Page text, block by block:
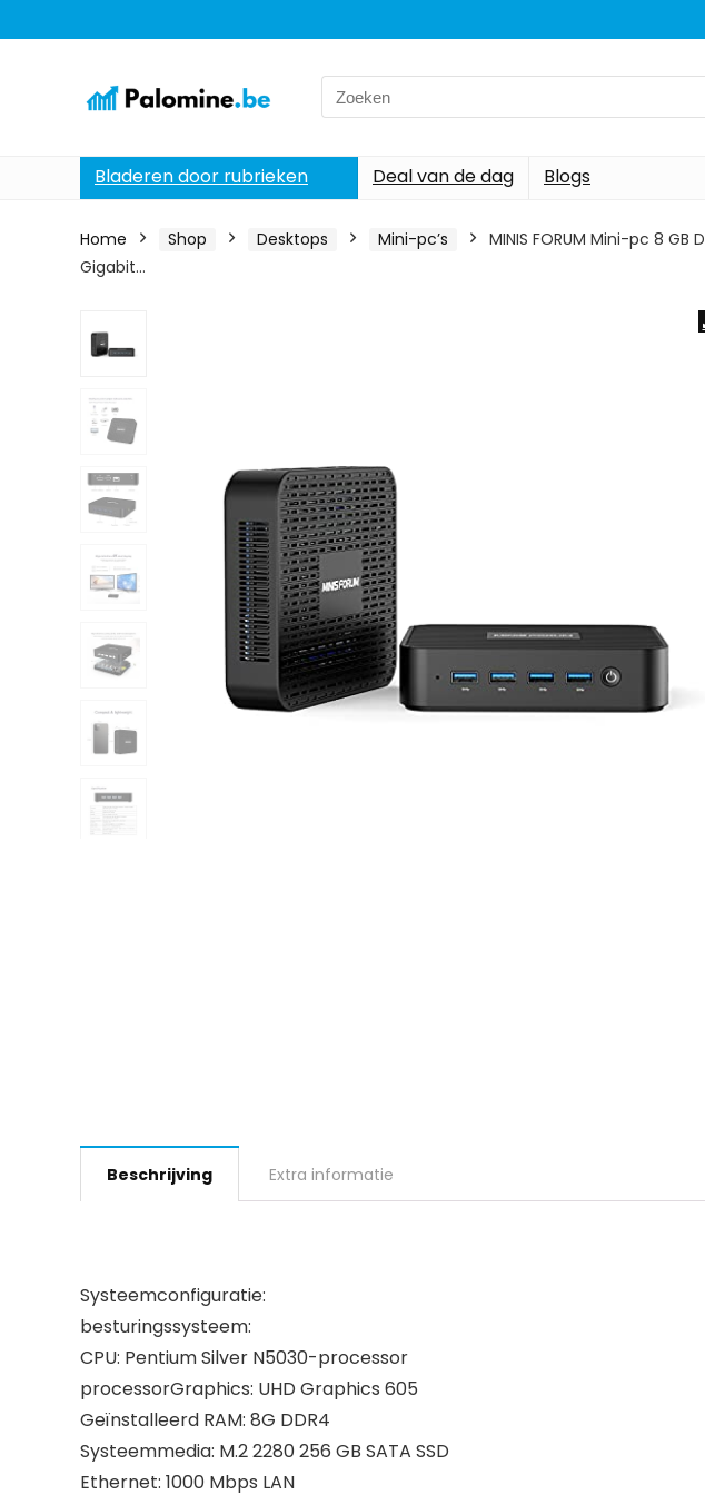
Search
for:
Bladeren door rubrieken Deal van de dag Blogs
Home Shop Desktops Mini-pc’s
MINIS FORUM Mini-pc 8
Gigabit…
Beschrijving Extra informatie
Systeemconfiguratie:
besturingssysteem:
CPU: Pentium Silver N5030-processor
processorGraphics: UHD Graphics 605
Geïnstalleerd RAM: 8G DDR4
Systeemmedia: M.2 2280 256 GB SATA SSD
Ethernet: 1000 Mbps LAN